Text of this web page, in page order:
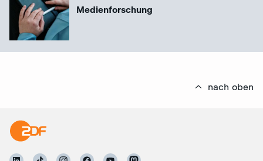
Medienforschung
nach oben